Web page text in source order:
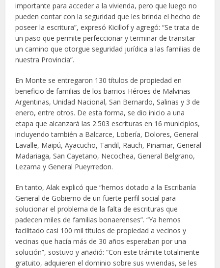
importante para acceder a la vivienda, pero que luego no
pueden contar con la seguridad que les brinda el hecho de
poseer la escritura”, expresó Kicillof y agregó: “Se trata de
un paso que permite perfeccionar y terminar de transitar
un camino que otorgue seguridad jurídica a las familias de
nuestra Provincia”.
En Monte se entregaron 130 títulos de propiedad en
beneficio de familias de los barrios Héroes de Malvinas
Argentinas, Unidad Nacional, San Bernardo, Salinas y 3 de
enero, entre otros. De esta forma, se dio inicio a una
etapa que alcanzará las 2.503 escrituras en 16 municipios,
incluyendo también a Balcarce, Lobería, Dolores, General
Lavalle, Maipú, Ayacucho, Tandil, Rauch, Pinamar, General
Madariaga, San Cayetano, Necochea, General Belgrano,
Lezama y General Pueyrredon.
En tanto, Alak explicó que “hemos dotado a la Escribanía
General de Gobierno de un fuerte perfil social para
solucionar el problema de la falta de escrituras que
padecen miles de familias bonaerenses”. “Ya hemos
facilitado casi 100 mil títulos de propiedad a vecinos y
vecinas que hacía más de 30 años esperaban por una
solución”, sostuvo y añadió: “Con este trámite totalmente
gratuito, adquieren el dominio sobre sus viviendas, se les